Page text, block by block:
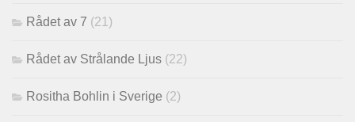
Rådet av 7 (21)
Rådet av Strålande Ljus (22)
Rositha Bohlin i Sverige (2)